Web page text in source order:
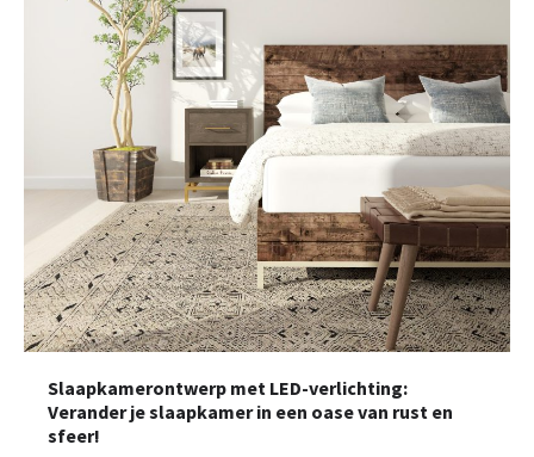
Slaapkamerontwerp met LED-verlichting:
Verander je slaapkamer in een oase van rust en
sfeer!